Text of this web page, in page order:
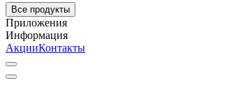
Все продукты
Приложения
Информация
АкцииКонтакты